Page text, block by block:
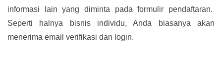
informasi lain yang diminta pada formulir pendaftaran.
Seperti halnya bisnis individu, Anda biasanya akan
menerima email verifikasi dan login.